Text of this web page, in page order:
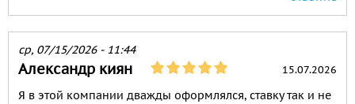
ср, 07/15/2026 - 11:44
Александр киян 15.07.2026
Я в этой компании дважды оформлялся, ставку так и не